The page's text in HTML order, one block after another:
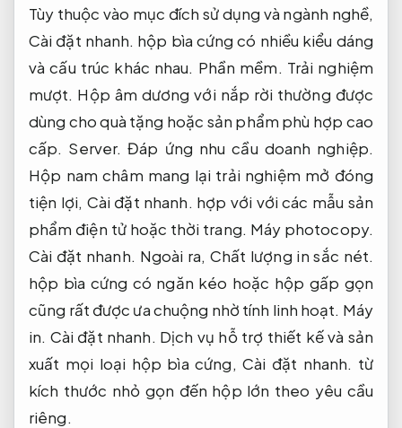
Tùy thuộc vào mục đích sử dụng và ngành nghề,
Cài đặt nhanh. hộp bìa cứng có nhiều kiểu dáng
và cấu trúc khác nhau. Phần mềm. Trải nghiệm
mượt. Hộp âm dương với nắp rời thường được
dùng cho quà tặng hoặc sản phẩm phù hợp cao
cấp. Server. Đáp ứng nhu cầu doanh nghiệp.
Hộp nam châm mang lại trải nghiệm mở đóng
tiện lợi, Cài đặt nhanh. hợp với với các mẫu sản
phẩm điện tử hoặc thời trang. Máy photocopy.
Cài đặt nhanh. Ngoài ra, Chất lượng in sắc nét.
hộp bìa cứng có ngăn kéo hoặc hộp gấp gọn
cũng rất được ưa chuộng nhờ tính linh hoạt. Máy
in. Cài đặt nhanh. Dịch vụ hỗ trợ thiết kế và sản
xuất mọi loại hộp bìa cứng,Cài đặt nhanh. từ
kích thước nhỏ gọn đến hộp lớn theo yêu cầu
riêng.